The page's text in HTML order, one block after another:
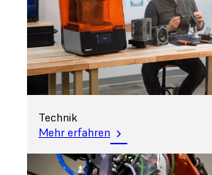
Technik
Mehr erfahren